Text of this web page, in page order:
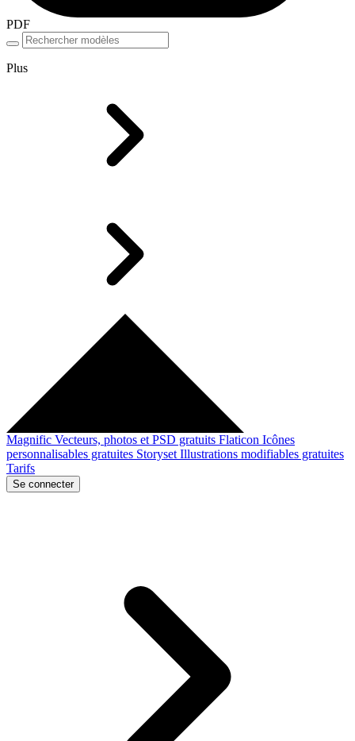
PDF
Plus
Magnific Vecteurs, photos et PSD gratuits Flaticon Icônes
personnalisables gratuites Storyset Illustrations modifiables gratuites
Tarifs
Se connecter